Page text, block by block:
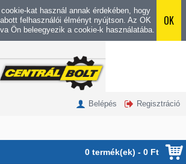
kat használ annak érdekében, hogy
felhasználói élményt nyújtson. Az OK
Ön beleegyezik a cookie-k használatába.
OK
0 termék(ek) - 0 Ft
Belépés Regisztráció